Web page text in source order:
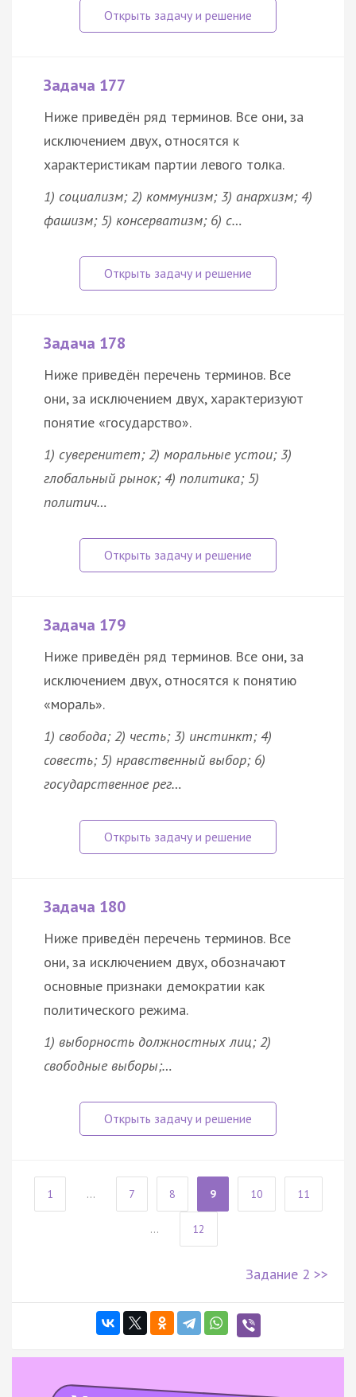
Задача 177
Ниже приведён ряд терминов. Все они, за
исключением двух, относятся к
характеристикам партии левого толка.
1) социализм; 2) коммунизм; 3) анархизм; 4)
фашизм; 5) консерватизм; 6) с…
Задача 178
Ниже приведён перечень терминов. Все
они, за исключением двух, характеризуют
понятие «государство».
1) суверенитет; 2) моральные устои; 3)
глобальный рынок; 4) политика; 5)
политич…
Задача 179
Ниже приведён ряд терминов. Все они, за
исключением двух, относятся к понятию
«мораль».
1) свобода; 2) честь; 3) инстинкт; 4)
совесть; 5) нравственный выбор; 6)
государственное рег…
Задача 180
Ниже приведён перечень терминов. Все
они, за исключением двух, обозначают
основные признаки демократии как
политического режима.
1) выборность должностных лиц; 2)
свободные выборы;…
1 ... 7 8 9 10 11
... 12
Задание 2 >>